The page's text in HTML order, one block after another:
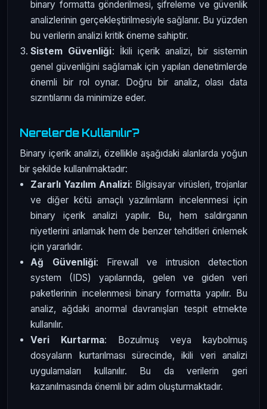
binary formatta gönderilmesi, şifreleme ve güvenlik
analizlerinin gerçekleştirilmesiyle sağlanır. Bu yüzden
bu verilerin analizi kritik öneme sahiptir.
Sistem Güvenliği: İkili içerik analizi, bir sistemin
genel güvenliğini sağlamak için yapılan denetimlerde
önemli bir rol oynar. Doğru bir analiz, olası data
sızıntılarını da minimize eder.
Nerelerde Kullanılır?
Binary içerik analizi, özellikle aşağıdaki alanlarda yoğun
bir şekilde kullanılmaktadır:
Zararlı Yazılım Analizi: Bilgisayar virüsleri, trojanlar
ve diğer kötü amaçlı yazılımların incelenmesi için
binary içerik analizi yapılır. Bu, hem saldırganın
niyetlerini anlamak hem de benzer tehditleri önlemek
için yararlıdır.
Ağ Güvenliği: Firewall ve intrusion detection
system (IDS) yapılarında, gelen ve giden veri
paketlerinin incelenmesi binary formatta yapılır. Bu
analiz, ağdaki anormal davranışları tespit etmekte
kullanılır.
Veri Kurtarma: Bozulmuş veya kaybolmuş
dosyaların kurtarılması sürecinde, ikili veri analizi
uygulamaları kullanılır. Bu da verilerin geri
kazanılmasında önemli bir adım oluşturmaktadır.